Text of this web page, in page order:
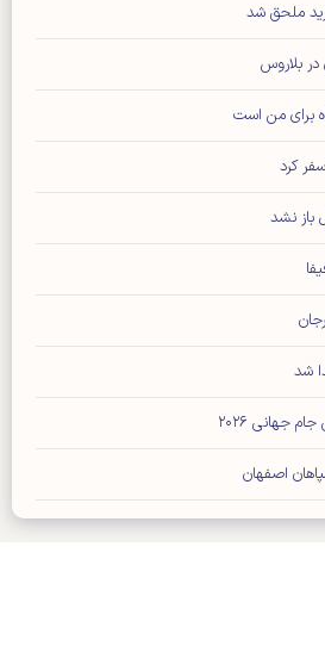
ملحق شد
در بلاروس
برای من است
کرد
باز نشد
شد
جهانی ۲۰۲۶
اصفهان
ترکیه پیوست